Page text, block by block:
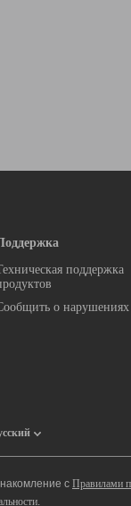
поддержка
о нарушениях
с Правилами
.